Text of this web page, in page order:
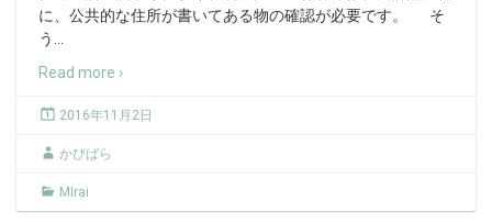
に、公共的な住所が書いてある物の確認が必要です。 そ
う
Read more ›
2016年11月2日
かぴばら
MIrai